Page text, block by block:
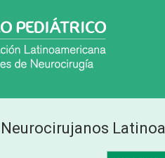
Neurocirujanos